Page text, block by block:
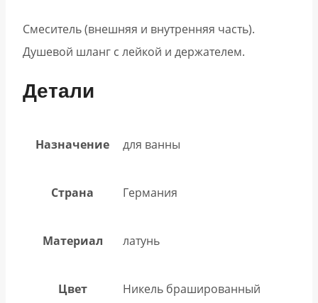
Смеситель (внешняя и внутренняя часть).
Душевой шланг с лейкой и держателем.
Детали
Назначение для ванны
Страна Германия
Материал латунь
Цвет Никель брашированный